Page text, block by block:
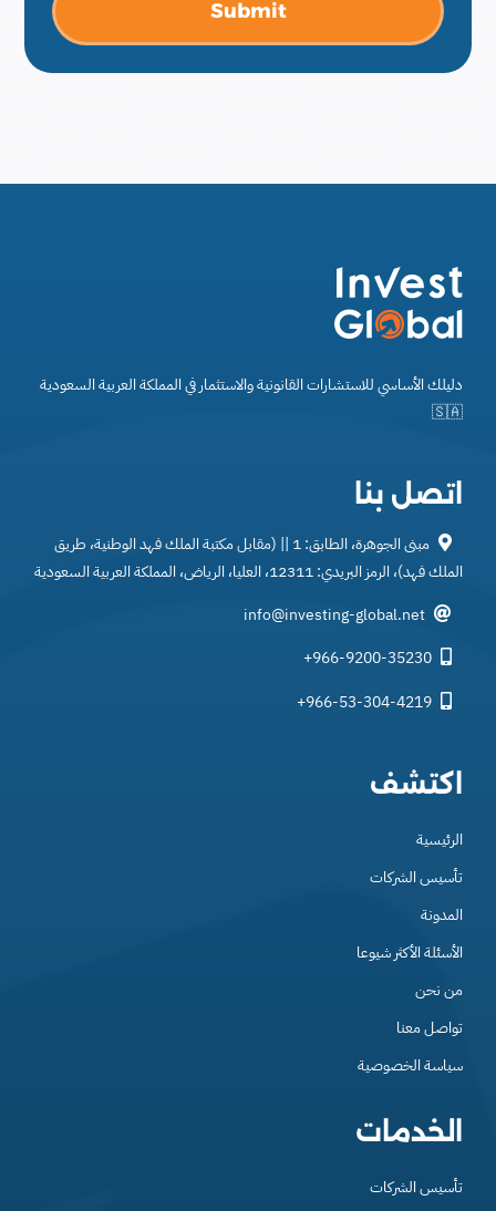
Submit
دليلك الأساسي للاستشارات القانونية والاستثمار في المملكة العربية السعودية
🇸🇦
اتصل بنا
مبنى الجوهرة، الطابق: 1 || (مقابل مكتبة الملك فهد الوطنية، طريق
الملك فهد)، الرمز البريدي: 12311، العليا، الرياض، المملكة العربية السعودية
info@investing-global.net
+966-9200-35230
+966-53-304-4219
اكتشف
الرئيسية
تأسيس الشركات
المدونة
الأسئلة الأكثر شيوعا
من نحن
تواصل معنا
سياسة الخصوصية
الخدمات
تأسيس الشركات